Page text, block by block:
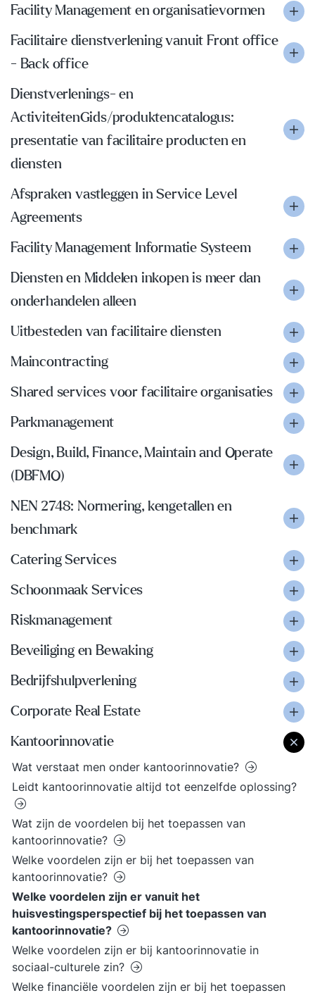
Facility Management en organisatievormen
Facilitaire dienstverlening vanuit Front office
- Back office
Dienstverlenings- en
ActiviteitenGids/produktencatalogus:
presentatie van facilitaire producten en
diensten
Afspraken vastleggen in Service Level
Agreements
Facility Management Informatie Systeem
Diensten en Middelen inkopen is meer dan
onderhandelen alleen
Uitbesteden van facilitaire diensten
Maincontracting
Shared services voor facilitaire organisaties
Parkmanagement
Design, Build, Finance, Maintain and Operate
(DBFMO)
NEN 2748: Normering, kengetallen en
benchmark
Catering Services
Schoonmaak Services
Riskmanagement
Beveiliging en Bewaking
Bedrijfshulpverlening
Corporate Real Estate
Kantoorinnovatie
Wat verstaat men onder kantoorinnovatie?
Leidt kantoorinnovatie altijd tot eenzelfde oplossing?
Wat zijn de voordelen bij het toepassen van
kantoorinnovatie?
Welke voordelen zijn er bij het toepassen van
kantoorinnovatie?
Welke voordelen zijn er vanuit het
huisvestingsperspectief bij het toepassen van
kantoorinnovatie?
Welke voordelen zijn er bij kantoorinnovatie in
sociaal-culturele zin?
Welke financiële voordelen zijn er bij het toepassen